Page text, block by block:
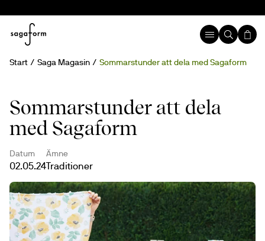
Start Saga Magasin Sommarstunder att dela med Sagaform
Sommarstunder att dela
med Sagaform
Datum
02.05.24
Ämne
Traditioner